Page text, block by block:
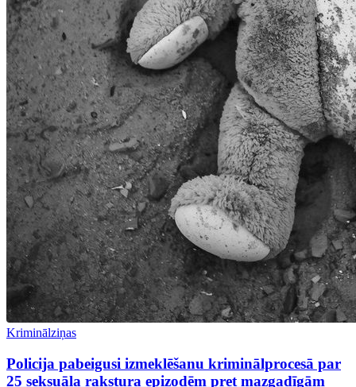
Kriminālziņas
Policija pabeigusi izmeklēšanu kriminālprocesā par
25 seksuāla rakstura epizodēm pret mazgadīgām